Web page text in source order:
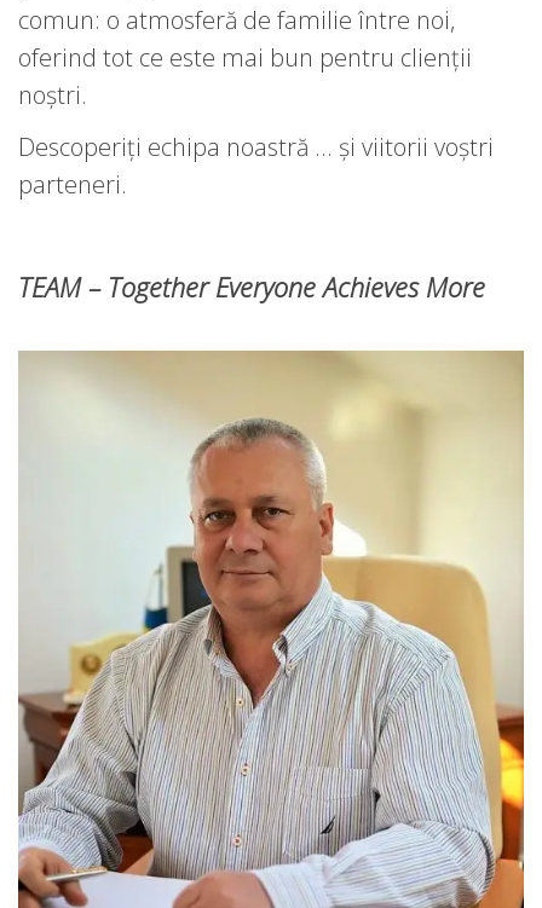
comun: o atmosferă de familie între noi,
oferind tot ce este mai bun pentru clienții
noștri.
Descoperiți echipa noastră … și viitorii voștri
parteneri.
TEAM – Together Everyone Achieves More